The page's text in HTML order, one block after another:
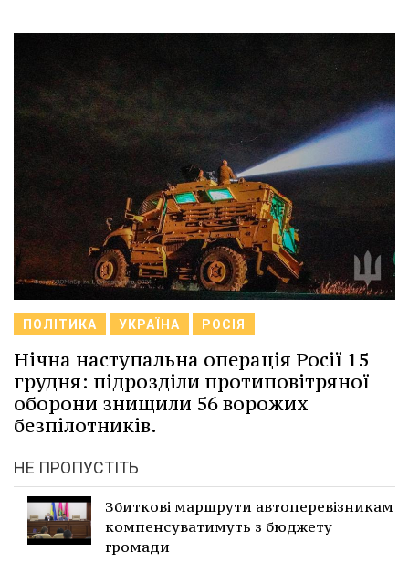
ПОЛІТИКА УКРАЇНА РОСІЯ
Нічна наступальна операція Росії 15
грудня: підрозділи протиповітряної
оборони знищили 56 ворожих
безпілотників.
НЕ ПРОПУСТІТЬ
Збиткові маршрути автоперевізникам
компенсуватимуть з бюджету
громади